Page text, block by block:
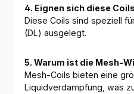
4. Eignen sich diese
Diese Coils sind speziell
(DL) ausgelegt.
5. Warum ist die Mesh-
Mesh-Coils bieten eine
Liquidverdampfung, was